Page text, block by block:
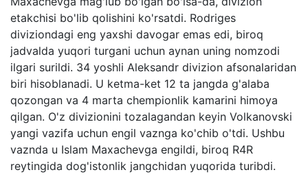
etakchisi bo'lib qolishini ko'rsatdi. Rodriges
diviziondagi eng yaxshi davogar emas edi, biroq
jadvalda yuqori turgani uchun aynan uning nomzodi
ilgari surildi. 34 yoshli Aleksandr divizion afsonalaridan
biri hisoblanadi. U ketma-ket 12 ta jangda g'alaba
qozongan va 4 marta chempionlik kamarini himoya
qilgan. O'z divizionini tozalagandan keyin Volkanovski
yangi vazifa uchun engil vaznga ko'chib o'tdi. Ushbu
vaznda u Islam Maxachevga engildi, biroq R4R
reytingida dog'istonlik jangchidan yuqorida turibdi.